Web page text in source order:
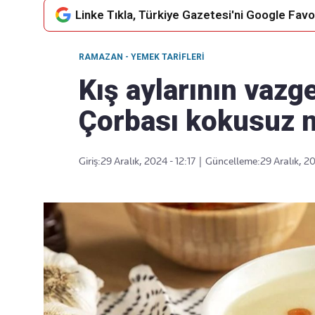
Takip Edin
akışımıza ulaşın
Linke Tıkla, Türkiye Gazetesi'ni Google
RAMAZAN - YEMEK TARIFLERI
Kış aylarının
Çorbası kokusuz
Giriş:29 Aralık, 2024 - 12:17 Güncelleme:29 Aralık,